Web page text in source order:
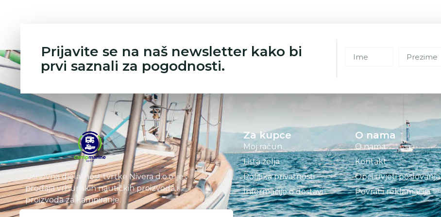
Prijavite se na naš newsletter kako bi
prvi saznali za pogodnosti.
Osnovna djelatnost tvrtke Nivera d.o.o. je
prodaja vrhunskih nautičkih proizvoda i
proizvoda za kampiranje.
Za kupce
Moj račun
Lista želja
Politika privatnosti
Informacije o dostavi
O nama
O nama
Kontakt
Opći uvjeti poslovanja
Povrat i reklamacija